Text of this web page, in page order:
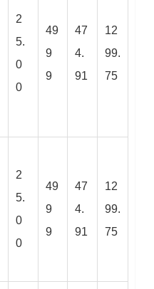
2
5.
0
0
49
9
9
47
4.
91
12
99.
75
2
5.
0
0
49
9
9
47
4.
91
12
99.
75